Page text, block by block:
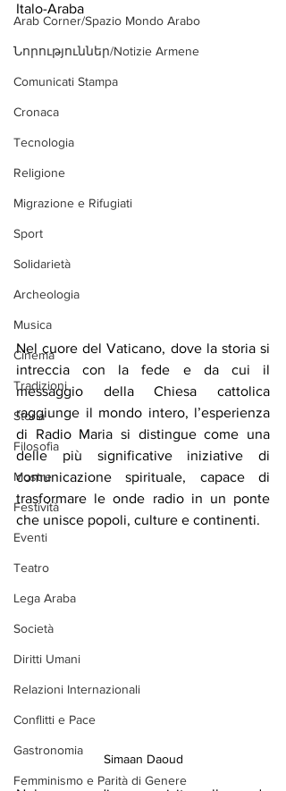
Arab Corner/Spazio Mondo Arabo
Նորություններ/Notizie Armene
Comunicati Stampa
Cronaca
Tecnologia
Religione
Migrazione e Rifugiati
Sport
Solidarietà
Archeologia
Musica
Cinema
Tradizioni
Storia
Filosofia
Mostre
Festività
Eventi
Teatro
Lega Araba
Società
Diritti Umani
Relazioni Internazionali
Conflitti e Pace
Gastronomia
Femminismo e Parità di Genere
Italo-Araba
Nel cuore del Vaticano, dove la storia si
intreccia con la fede e da cui il
messaggio della Chiesa cattolica
raggiunge il mondo intero, l’esperienza
di Radio Maria si distingue come una
delle più significative iniziative di
comunicazione spirituale, capace di
trasformare le onde radio in un ponte
che unisce popoli, culture e continenti.
Simaan Daoud